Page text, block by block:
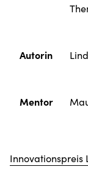
Autorin
Mentor
Innovationspreis